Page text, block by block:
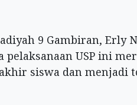
9 Gambiran, Erly
pelaksanaan USP ini
siswa dan menjadi